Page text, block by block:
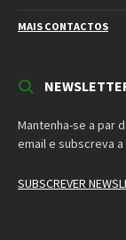
MAIS CONTACTOS
Mantenha-se a par
email e subscreva
SUBSCREVER